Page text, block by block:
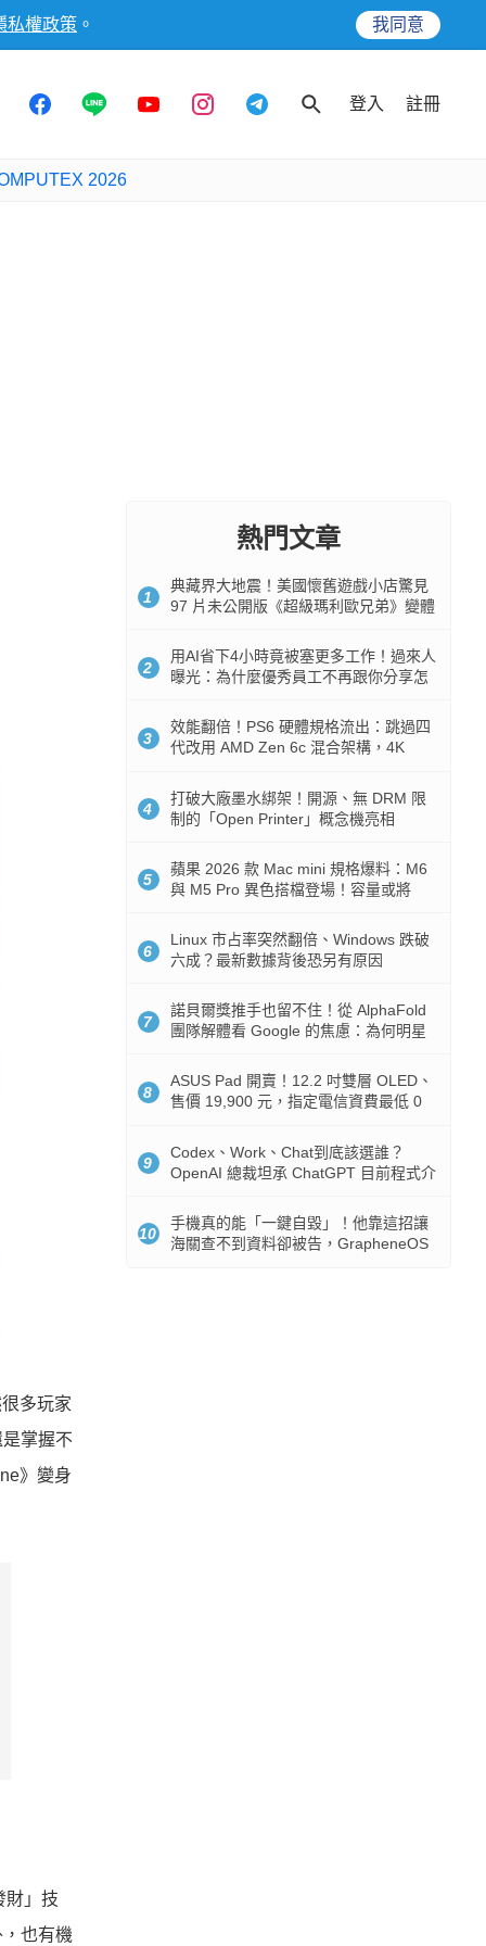
私權政策 。 我同意
登入 註冊
2026
多玩家
掌握不
》變身
財」技
也有機
熱門文章
1
典藏界大地震！美國懷舊遊戲小店驚見
97 片未公開版《超級瑪利歐兄弟》變體
2
用AI省下4小時竟被塞更多工作！過來人
曝光：為什麼優秀員工不再跟你分享怎
3
效能翻倍！PS6 硬體規格流出：跳過四
代改用 AMD Zen 6c 混合架構，4K
4
打破大廠墨水綁架！開源、無 DRM 限
制的「Open Printer」概念機亮相
5
蘋果 2026 款 Mac mini 規格爆料：M6
與 M5 Pro 異色搭檔登場！容量或將
6
Linux 市占率突然翻倍、Windows 跌破
六成？最新數據背後恐另有原因
7
諾貝爾獎推手也留不住！從 AlphaFold
團隊解體看 Google 的焦慮：為何明星
8
ASUS Pad 開賣！12.2 吋雙層 OLED、
售價 19,900 元，指定電信資費最低 0
9
Codex、Work、Chat到底該選誰？
OpenAI 總裁坦承 ChatGPT 目前程式介
10
手機真的能「一鍵自毀」！他靠這招讓
海關查不到資料卻被告，GrapheneOS